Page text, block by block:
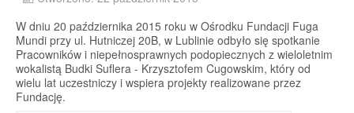
W dniu 20 października 2015 roku w Ośrodku Fundacji Fuga
Mundi przy ul. Hutniczej 20B, w Lublinie odbyło się spotkanie
Pracowników i niepełnosprawnych podopiecznych z wieloletnim
wokalistą Budki Suflera - Krzysztofem Cugowskim, który od
wielu lat uczestniczy i wspiera projekty realizowane przez
Fundację.